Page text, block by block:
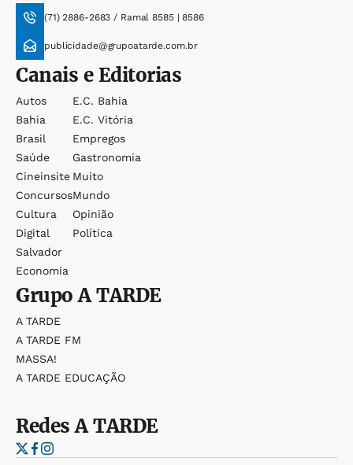
(71) 2886-2683 / Ramal 8585 | 8586
publicidade@grupoatarde.com.br
Canais e Editorias
Autos
Bahia
Brasil
Saúde
Cineinsite
Concursos
Cultura
Digital
Salvador
Economia
E.c. Bahia
E.c. Vitória
Empregos
Gastronomia
Muito
Mundo
Opinião
Política
GrupoA TARDE
A TARDE
A TARDE FM
MASSA!
A TARDE EDUCAÇÃO
RedesA TARDE